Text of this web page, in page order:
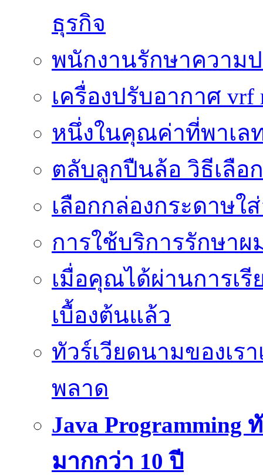
ธุรกิจ
พนักงานรักษาความ
เครื่องปรับอากาศ vrf
หนึ่งในคุณค่าที่พาเล
ตลับลูกปืนล้อ วิธีเลือ
เลือกกล่องกระดาษใ
การใช้บริการรักษาผ
เมื่อคุณได้ผ่านการเ
เบื้องต้นแล้ว
ทัวร์เวียดนามของเร
พลาด
Java Programming
มากกว่า 10 ปี